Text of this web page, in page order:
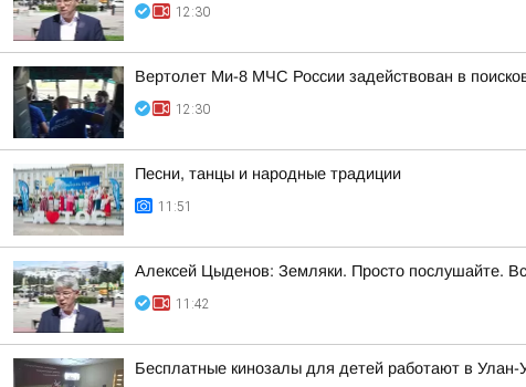
12:30
Вертолет Ми-8 МЧС России задействован в
12:30
Песни, танцы и народные традиции
11:51
Алексей Цыденов: Земляки. Просто послушайте.
11:42
Бесплатные кинозалы для детей работают в Улан-